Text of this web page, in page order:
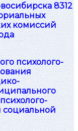
8312
комиссий
психолого-
социальной